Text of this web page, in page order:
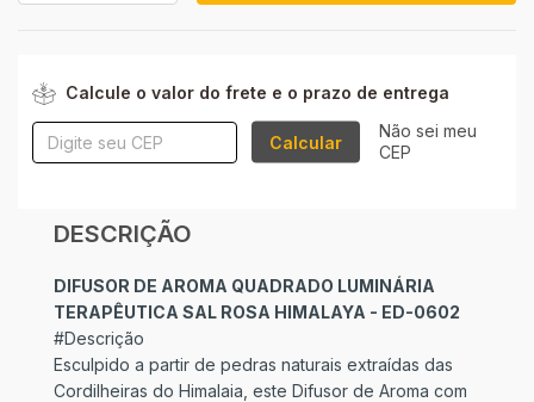
Calcule o valor do frete e o prazo de entrega
Calcular
Não sei meu
CEP
DESCRIÇÃO
DIFUSOR DE AROMA QUADRADO LUMINÁRIA
TERAPÊUTICA SAL ROSA HIMALAYA - ED-0602
#Descrição
Esculpido a partir de pedras naturais extraídas das
Cordilheiras do Himalaia, este Difusor de Aroma com